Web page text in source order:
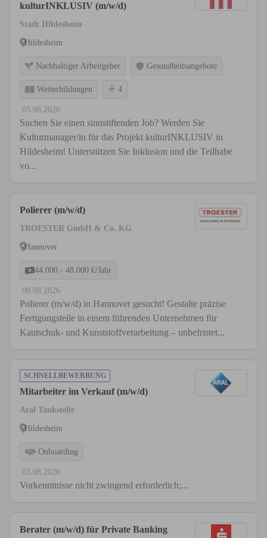
kulturINKLUSIV (m/w/d)
Stadt Hildesheim
Hildesheim
Nachhaltiger Arbeitgeber Gesundheitsangebote
Weiterbildungen 4
05.08.2026
Suchen Sie einen sinnstiftenden Job? Werden Sie
Kulturmanager/in für das Projekt kulturINKLUSIV in
Hildesheim! Unterstützen Sie Inklusion und die Teilhabe
vo...
Polierer (m/w/d)
TROESTER GmbH & Co. KG
Hannover
44.000 - 48.000 €/Jahr
08.08.2026
Polierer (m/w/d) in Hannover gesucht! Gestalte präzise
Fertigungsteile in einem führenden Unternehmen für
Kautschuk- und Kunststoffverarbeitung – unbefristet...
SCHNELLBEWERBUNG
Mitarbeiter im Verkauf (m/w/d)
Aral Tankstelle
Hildesheim
Onboarding
03.08.2026
Vorkenntnisse nicht zwingend erforderlich;...
Berater (m/w/d) für Private Banking